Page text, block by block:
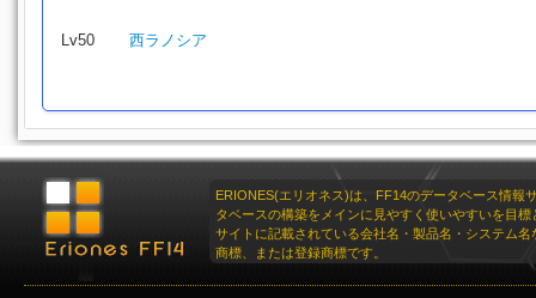
Lv50 西ラノシア
ERIONES(エリオネス)は、FF14のデータベース情報
タベースの構築をメインに見やすく使いやすいを目標
サイトに記載されている会社名・製品名・システム名
商標、または登録商標です。